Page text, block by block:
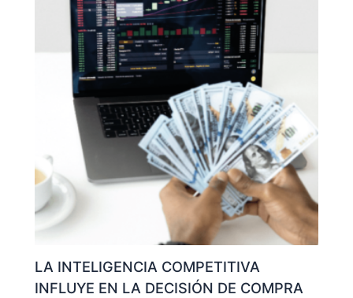
LA INTELIGENCIA COMPETITIVA
INFLUYE EN LA DECISIÓN DE COMPRA